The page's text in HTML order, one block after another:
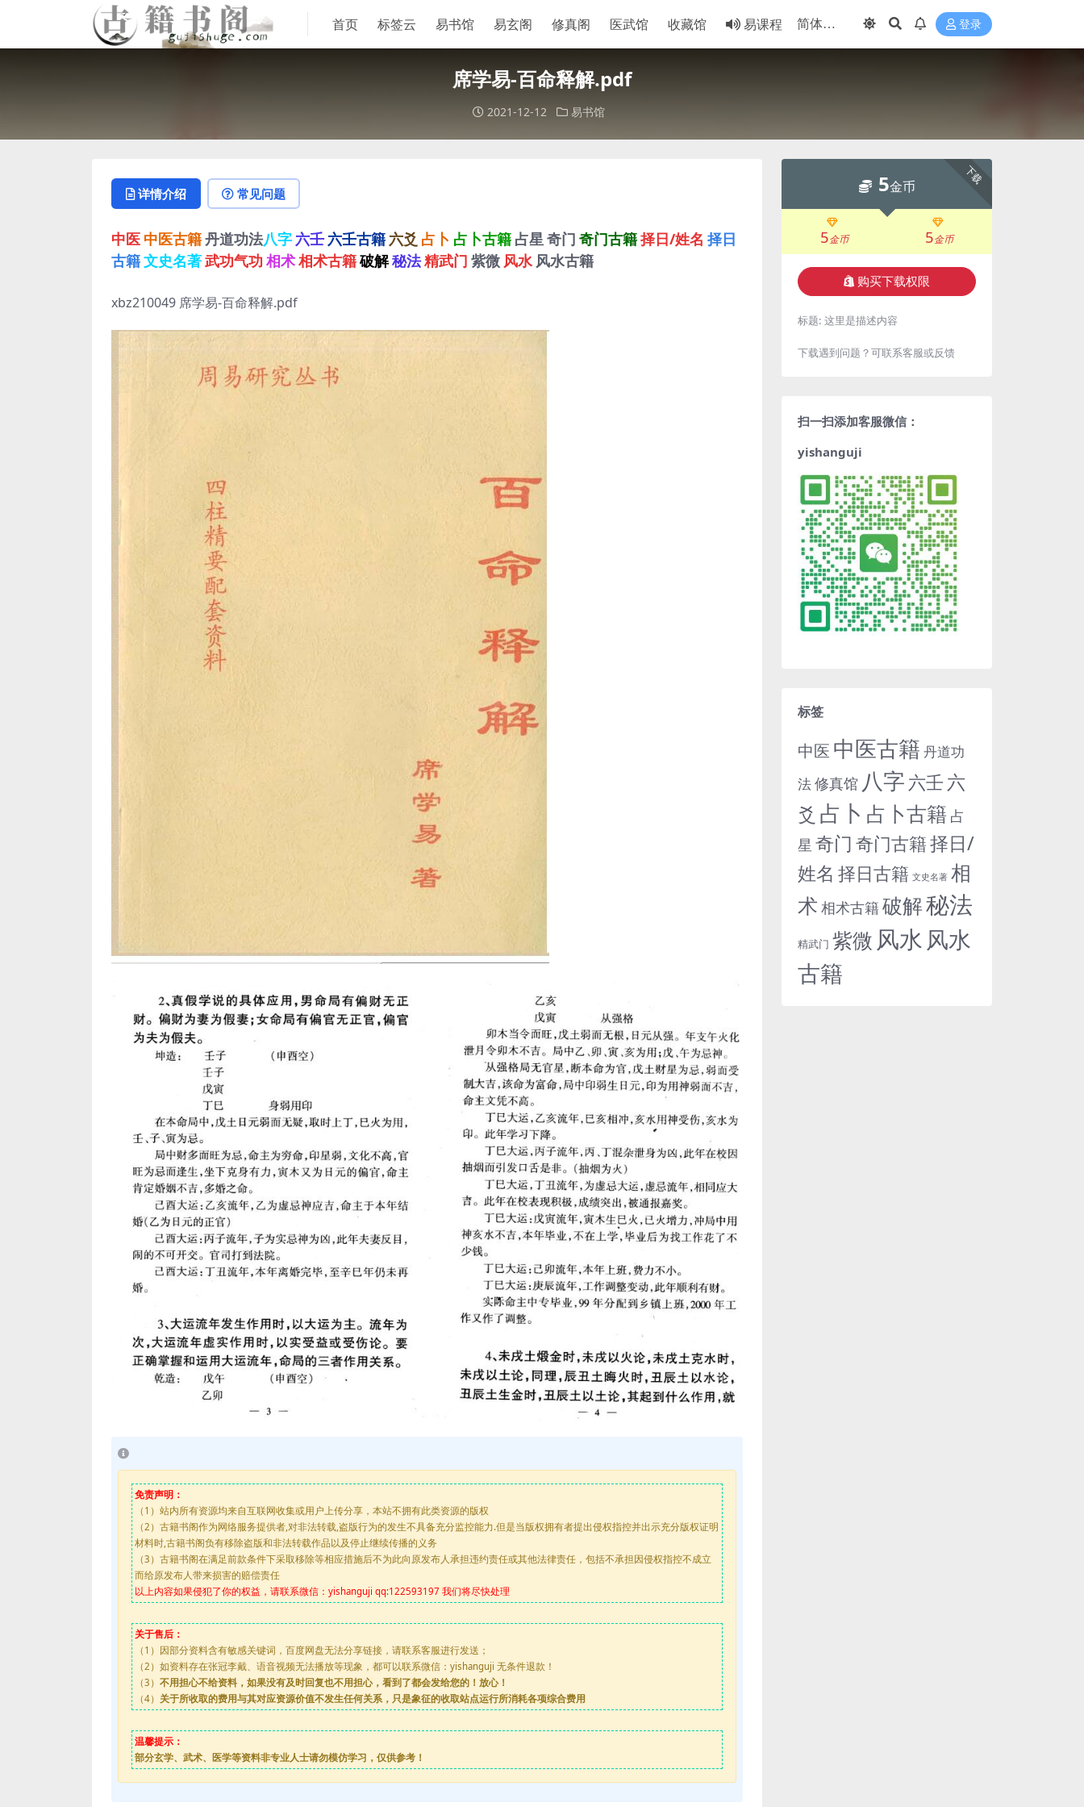
首页 标签云 易书馆 易玄阁 修真阁 医武馆 收藏馆 易课程 登录
席学易-百命释解.pdf
2021-12-12 易书馆
详情介绍 常见问题
中医 中医古籍丹道功法八字 六壬 六壬古籍 六爻 占卜 占卜古籍 占星奇门 奇门古籍择日/姓名 择日
古籍文史名著武功气功 相术相术古籍破解秘法精武门 紫微 风水 风水古籍
xbz210049 席学易-百命释解.pdf
免责声明：
（1）站内所有资源均来自互联网收集或用户上传分享，本站不拥有此类资源的版权
（2）古籍书阁作为网络服务提供者,对非法转载,盗版行为的发生不具备充分监控能力.但是当版权拥有者提出侵权指控并出示充分版权证明
材料时,古籍书阁负有移除盗版和非法转载作品以及停止继续传播的义务
（3）古籍书阁在满足前款条件下采取移除等相应措施后不为此向原发布人承担违约责任或其他法律责任，包括不承担因侵权指控不成立
而给原发布人带来损害的赔偿责任
以上内容如果侵犯了你的权益，请联系微信：yishanguji qq:122593197 我们将尽快处理
关于售后：
（1）因部分资料含有敏感关键词，百度网盘无法分享链接，请联系客服进行发送；
（2）如资料存在张冠李戴、语音视频无法播放等现象，都可以联系微信：yishanguji 无条件退款！
（3） 不用担心不给资料，如果没有及时回复也不用担心，看到了都会发给您的！放心！
（4） 关于所收取的费用与其对应资源价值不发生任何关系，只是象征的收取站点运行所消耗各项综合费用
温馨提示：
部分玄学、武术、医学等资料非专业人士请勿模仿学习，仅供参考！
下载
5金币
5金币 5金币
购买下载权限
标题: 这里是描述内容
下载遇到问题？可联系客服或反馈
扫一扫添加客服微信：
yishanguji
标签
中医 中医古籍 丹道功
法修真馆 八字 六壬 六
爻 占卜 占卜古籍 占
星 奇门 奇门古籍择日/
姓名 择日古籍 文史名著 相
术 相术古籍破解秘法
精武门 紫微 风水 风水
古籍